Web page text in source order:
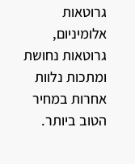
גרוטאות
אלומיניום,
גרוטאות נחושת
ומתכות נלוות
אחרות במחיר
הטוב ביותר.